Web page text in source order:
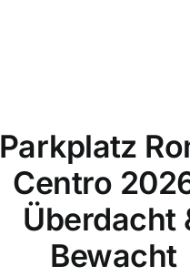
Parkplatz
Centro 2026
Überdacht
Bewacht